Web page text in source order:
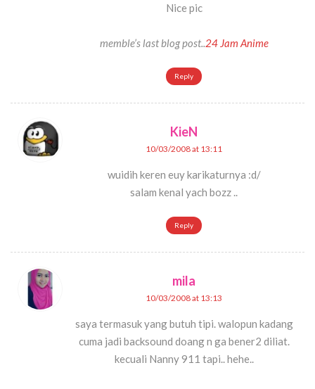
Nice pic
memble’s last blog post..24 Jam Anime
Reply
KieN
10/03/2008 at 13:11
wuidih keren euy karikaturnya :d/
salam kenal yach bozz ..
Reply
mila
10/03/2008 at 13:13
saya termasuk yang butuh tipi. walopun kadang
cuma jadi backsound doang n ga bener2 diliat.
kecuali Nanny 911 tapi.. hehe..